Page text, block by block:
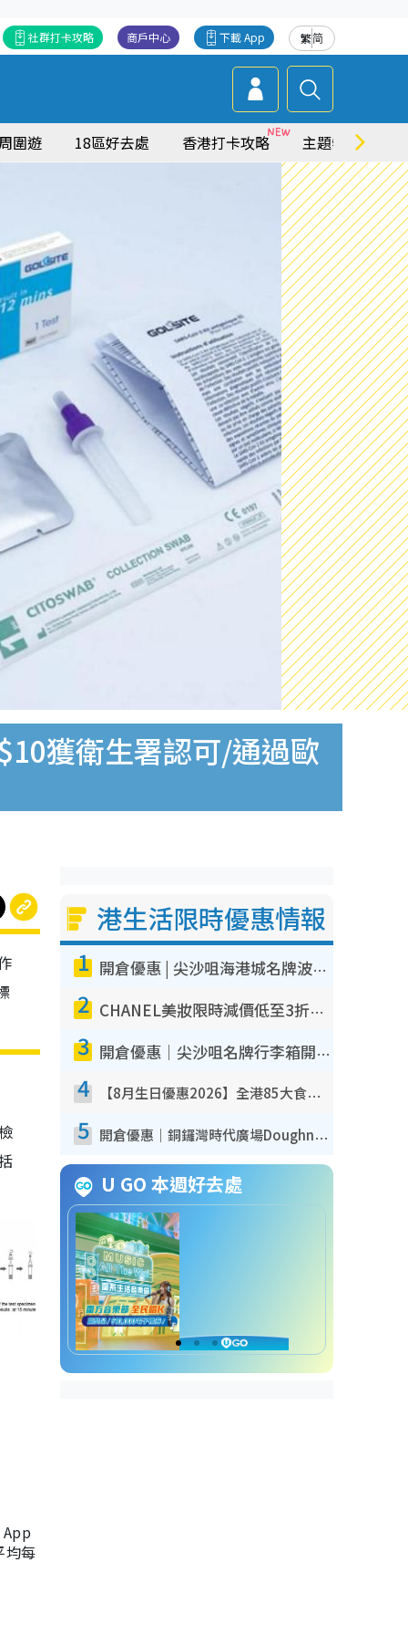
繁简
下載 App
商戶中心
社群打卡攻略
圍遊 18區好去處 香港打卡攻略 主題特集
獲衛生署認可/通過歐
均每
港生活限時優惠情報
1 開倉優惠 | 尖沙咀海港城名牌波鞋開倉低至1折！On鞋$899起／Joy&Peace鞋履$98起
2 CHANEL美妝限時減價低至3折！人氣粉底/唇膏/精華液低至$275！COCO香水都有平
3 開倉優惠｜尖沙咀名牌行李箱開倉低至4折！一連5日 American Tourister/ace./Hallmark $200起！
4 【8月生日優惠2026】全港85大食買玩著數攻略 自助餐/火鍋放題同行免費＋誠品/DONKI送現金券
5 開倉優惠｜銅鑼灣時代廣場Doughnut/Campo Marzio開倉低至1折！背囊、書包、手袋劈價$200起
U GO 本週好去處